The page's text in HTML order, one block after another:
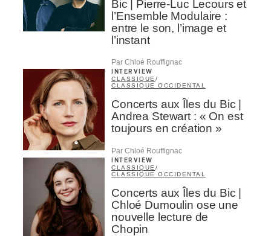
Bic | Pierre-Luc Lecours et
l’Ensemble Modulaire :
entre le son, l’image et
l’instant
Par Chloé Rouffignac
INTERVIEW
CLASSIQUE /
CLASSIQUE OCCIDENTAL
Concerts aux Îles du Bic |
Andrea Stewart : « On est
toujours en création »
Par Chloé Rouffignac
INTERVIEW
CLASSIQUE /
CLASSIQUE OCCIDENTAL
Concerts aux Îles du Bic |
Chloé Dumoulin ose une
nouvelle lecture de
Chopin